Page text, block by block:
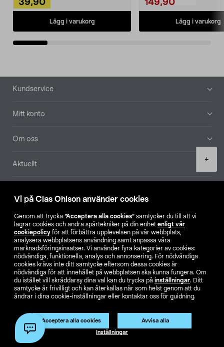
Vi på Clas Ohlson använder cookies
Genom att trycka ”Acceptera alla cookies” samtycker du till att vi
lagrar cookies och andra spårtekniker på din enhet enligt vår
cookiepolicy för att förbättra upplevelsen på vår webbplats,
analysera webbplatsens användning samt anpassa våra
marknadsföringsinsatser. Vi använder fyra kategorier av cookies:
nödvändiga, funktionella, analys och annonsering. För nödvändiga
cookies krävs inte ditt samtycke eftersom dessa cookies är
nödvändiga för att innehållet på webbplatsen ska kunna fungera. Om
du istället vill skräddarsy dina val kan du trycka på inställningar. Ditt
samtycke är frivilligt och kan återkallas när som helst genom att du
ändrar i dina cookie-inställningar eller kontaktar oss för guidning.
Acceptera alla cookies Avvisa alla
Inställningar
+
39,90
Lägg i varukorg
149,90
Lägg i varukorg
Sidfot
Kundservice
Mitt konto
Om oss
Aktuellt
Hitta butik
SE NO FI
Ändra till priser exklusive moms